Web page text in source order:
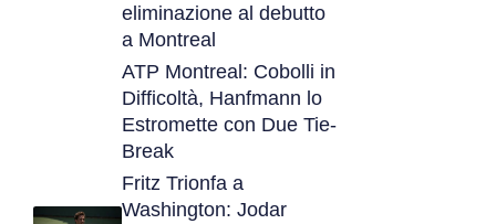
eliminazione al debutto
a Montreal
ATP Montreal: Cobolli in
Difficoltà, Hanfmann lo
Estromette con Due Tie-
Break
Fritz Trionfa a
Washington: Jodar